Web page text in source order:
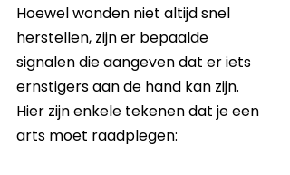
Hoewel wonden niet altijd snel
herstellen, zijn er bepaalde
signalen die aangeven dat er iets
ernstigers aan de hand kan zijn.
Hier zijn enkele tekenen dat je een
arts moet raadplegen: